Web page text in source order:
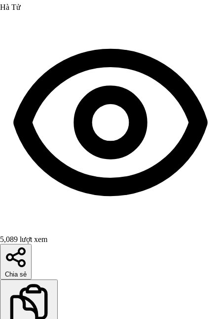
Hà Tử
5,089 lượt xem
Chia sẻ